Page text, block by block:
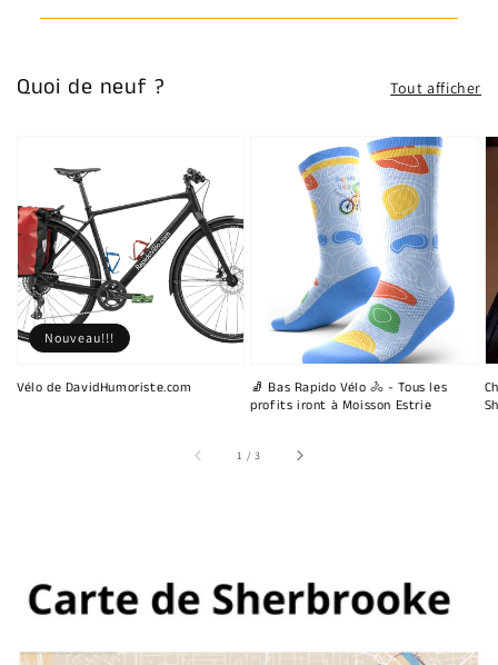
Quoi de neuf ? Tout afficher
Vélo de DavidHumoriste.com
Nouveau!!!
🧦 Bas Rapido Vélo 🚴 - Tous les
profits iront à Moisson Estrie
1 /sur
3